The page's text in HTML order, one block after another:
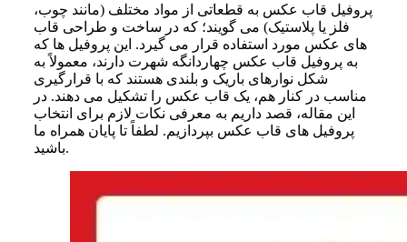
پروفیل قاب عکس به قطعاتی از مواد مختلف (مانند چوب،
فلز یا پلاستیک) می گویند؛ که در ساخت و طراحی قاب‌
های عکس مورد استفاده قرار می گیرد. این پروفیل ‌ها که
به پروفیل قاب عکس چهاردانگه شهرت دارند، معمولاً به
شکل نوارهای باریک و بلندی هستند که با قرارگیری
مناسب در کنار هم، یک قاب عکس را تشکیل می دهند. در
این مقاله، قصد داریم به معرفی نکات لازم برای انتخاب
پروفیل های قاب عکس بپردازیم. لطفاً تا پایان همراه ما
باشید.